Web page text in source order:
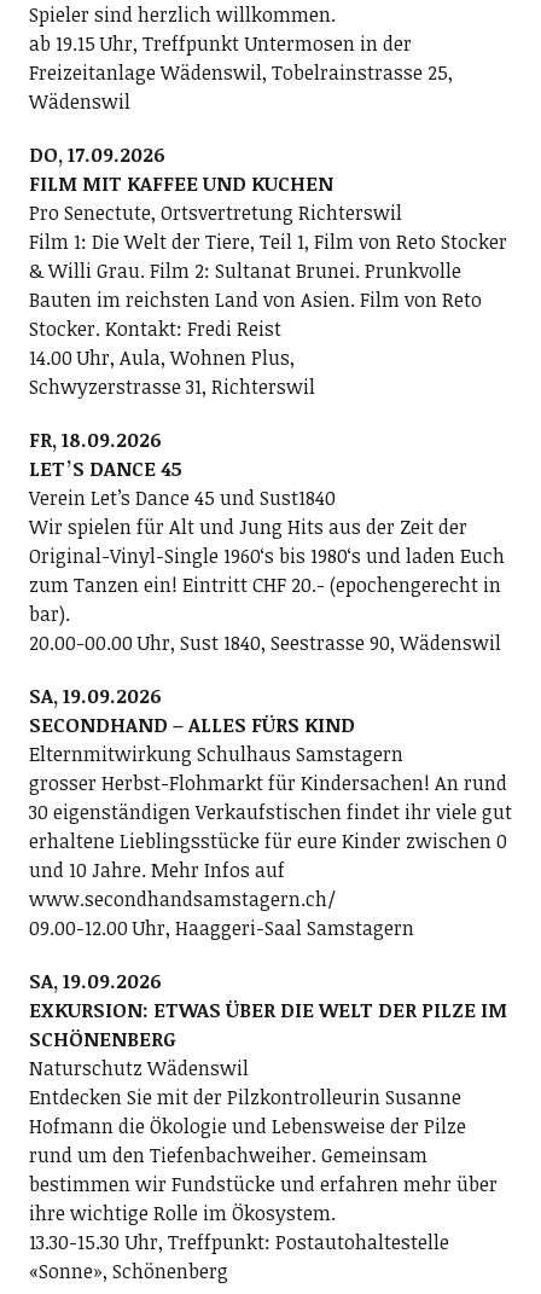
Spieler sind herzlich willkommen.
ab 19.15 Uhr, Treffpunkt Untermosen in der
Freizeitanlage Wädenswil, Tobelrainstrasse 25,
Wädenswil
DO, 17.09.2026
FILM MIT KAFFEE UND KUCHEN
Pro Senectute, Ortsvertretung Richterswil
Film 1: Die Welt der Tiere, Teil 1, Film von Reto Stocker
& Willi Grau. Film 2: Sultanat Brunei. Prunkvolle
Bauten im reichsten Land von Asien. Film von Reto
Stocker. Kontakt: Fredi Reist
14.00 Uhr, Aula, Wohnen Plus,
Schwyzerstrasse 31, Richterswil
FR, 18.09.2026
LETʼS DANCE 45
Verein Letʼs Dance 45 und Sust1840
Wir spielen für Alt und Jung Hits aus der Zeit der
Original-Vinyl-Single 1960ʻs bis 1980ʻs und laden Euch
zum Tanzen ein! Eintritt CHF 20.- (epochengerecht in
bar).
20.00-00.00 Uhr, Sust 1840, Seestrasse 90, Wädenswil
SA, 19.09.2026
SECONDHAND – ALLES FÜRS KIND
Elternmitwirkung Schulhaus Samstagern
grosser Herbst-Flohmarkt für Kindersachen! An rund
30 eigenständigen Verkaufstischen findet ihr viele gut
erhaltene Lieblingsstücke für eure Kinder zwischen 0
und 10 Jahre. Mehr Infos auf
www.secondhandsamstagern.ch/
09.00-12.00 Uhr, Haaggeri-Saal Samstagern
SA, 19.09.2026
EXKURSION: ETWAS ÜBER DIE WELT DER PILZE IM
SCHÖNENBERG
Naturschutz Wädenswil
Entdecken Sie mit der Pilzkontrolleurin Susanne
Hofmann die Ökologie und Lebensweise der Pilze
rund um den Tiefenbachweiher. Gemeinsam
bestimmen wir Fundstücke und erfahren mehr über
ihre wichtige Rolle im Ökosystem.
13.30-15.30 Uhr, Treffpunkt: Postautohaltestelle
«Sonne», Schönenberg